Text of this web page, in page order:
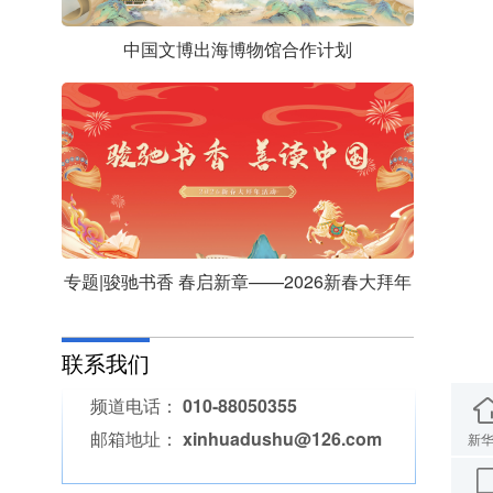
中国文博出海博物馆合作计划
专题|骏驰书香 春启新章——2026新春大拜年
联系我们
频道电话： 010-88050355
邮箱地址： xinhuadushu@126.com
新